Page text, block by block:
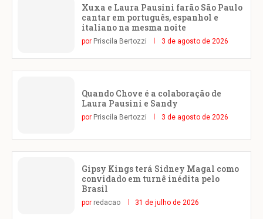
Xuxa e Laura Pausini farão São Paulo
cantar em português, espanhol e
italiano na mesma noite
por Priscila Bertozzi 3 de agosto de 2026
Quando Chove é a colaboração de
Laura Pausini e Sandy
por Priscila Bertozzi 3 de agosto de 2026
Gipsy Kings terá Sidney Magal como
convidado em turnê inédita pelo
Brasil
por redacao 31 de julho de 2026